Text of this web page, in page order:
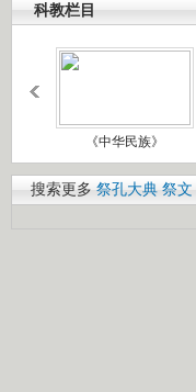
科教栏目
《中华民族》
搜索更多 祭孔大典 祭文